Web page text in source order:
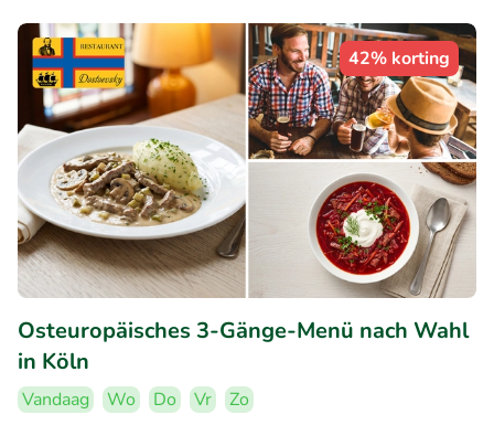
42% korting
Osteuropäisches 3-Gänge-Menü nach Wahl
in Köln
Vandaag Wo Do Vr
Zo